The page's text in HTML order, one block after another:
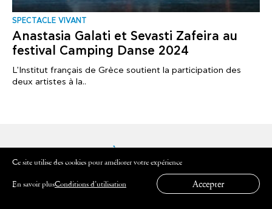
SPECTACLE VIVANT
Anastasia Galati et Sevasti Zafeira au
festival Camping Danse 2024
L'Institut français de Grèce soutient la participation des
deux artistes à la..
Découvrez les programmes pédagogiques et les
événements de l'Institut français de Grèce
Ce site utilise des cookies pour améliorer votre expérience
En savoir plusConditions d’utilisation Accepter